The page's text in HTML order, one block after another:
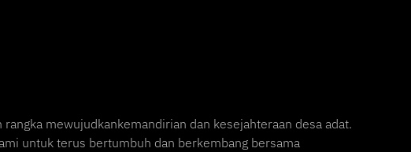
mewujudkankemandirian dan kesejahteraan desa adat.
untuk terus bertumbuh dan berkembang bersama